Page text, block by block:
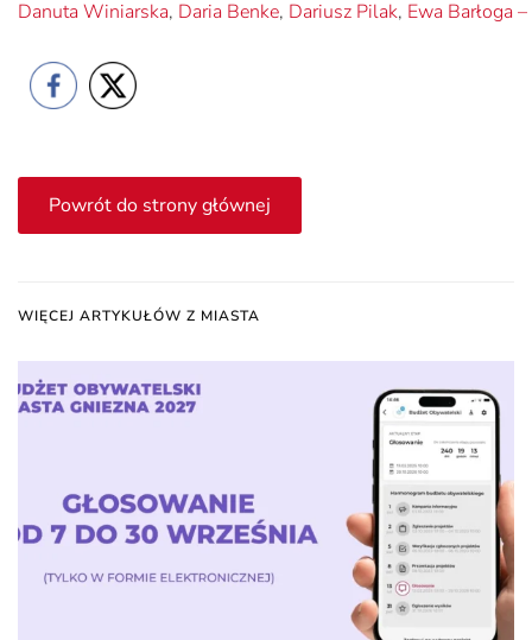
Danuta Winiarska, Daria Benke, Dariusz Pilak, Ewa Barłoga
Powrót do strony głównej
WIĘCEJ ARTYKUŁÓW Z MIASTA